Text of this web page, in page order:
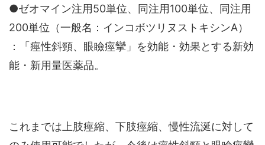
●ゼオマイン注用50単位、同注用100単位、同注用
200単位（一般名：インコボツリヌストキシンA）
：「痙性斜頸、眼瞼痙攣」を効能・効果とする新効
能・新用量医薬品。
これまでは上肢痙縮、下肢痙縮、慢性流涎に対して